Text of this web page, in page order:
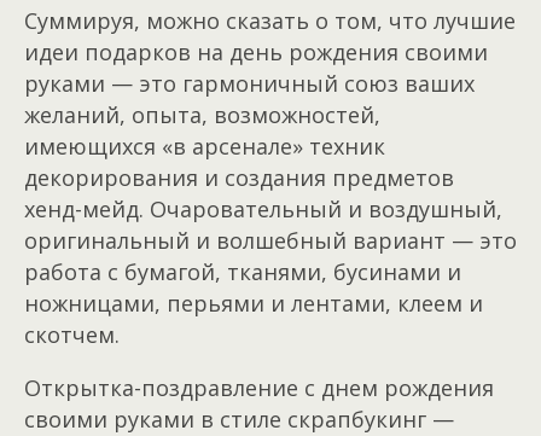
Суммируя, можно сказать о том, что лучшие
идеи подарков на день рождения своими
руками — это гармоничный союз ваших
желаний, опыта, возможностей,
имеющихся «в арсенале» техник
декорирования и создания предметов
хенд-мейд. Очаровательный и воздушный,
оригинальный и волшебный вариант — это
работа с бумагой, тканями, бусинами и
ножницами, перьями и лентами, клеем и
скотчем.
Открытка-поздравление с днем рождения
своими руками в стиле скрапбукинг —